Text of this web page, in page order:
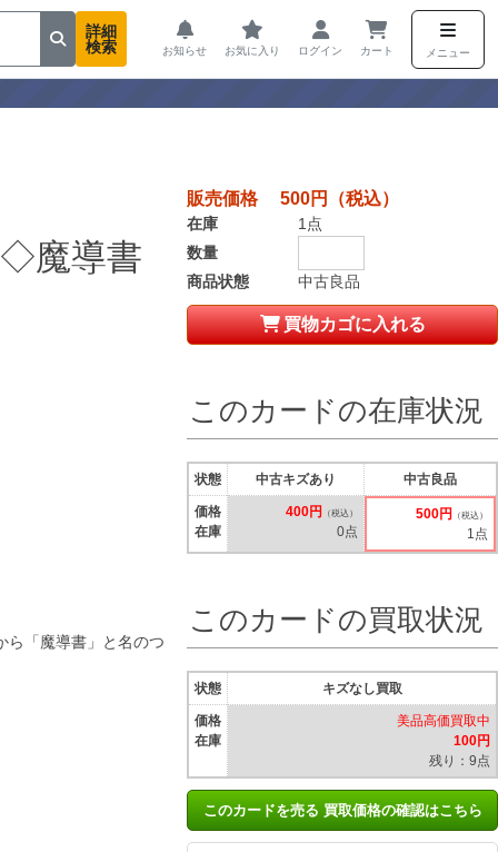
詳細
検索
お知らせ お気に入り ログイン カート メニュー
魔導書
ら「魔導書」と名のつ
販売価格 500円（税込）
商品状態 中古良品
在庫
1点
数量
買物カゴに入れる
このカードの在庫状況
状態
価格
在庫
中古キズあり
400円 （税込）
0点
中古良品
500円 （税込）
1点
このカードの買取状況
状態
価格
在庫
キズなし買取
美品高価買取中
100円
残り：9点
このカードを売る 買取価格の確認はこちら